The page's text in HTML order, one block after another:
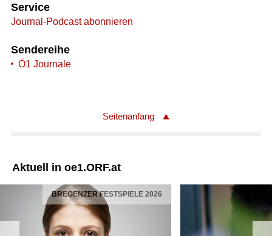
Service
Journal-Podcast abonnieren
Sendereihe
Ö1 Journale
Seitenanfang
Aktuell in oe1.ORF.at
BREGENZER FESTSPIELE 2026